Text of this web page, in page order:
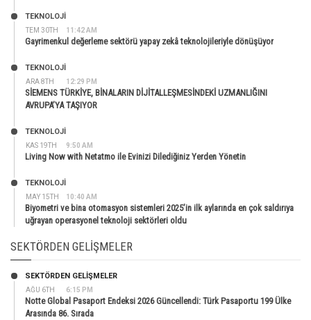
TEM 30TH 11:42 AM
TEKNOLOJİ
Gayrimenkul değerleme sektörü yapay zekâ teknolojileriyle dönüşüyor
ARA 8TH 12:29 PM
TEKNOLOJİ
SİEMENS TÜRKİYE, BİNALARIN DİJİTALLEŞMESİNDEKİ UZMANLIĞINI
AVRUPA’YA TAŞIYOR
KAS 19TH 9:50 AM
TEKNOLOJİ
Living Now with Netatmo ile Evinizi Dilediğiniz Yerden Yönetin
MAY 15TH 10:40 AM
TEKNOLOJİ
Biyometri ve bina otomasyon sistemleri 2025’in ilk aylarında en çok saldırıya
uğrayan operasyonel teknoloji sektörleri oldu
SEKTÖRDEN GELIŞMELER
AĞU 6TH 6:15 PM
SEKTÖRDEN GELIŞMELER
Notte Global Pasaport Endeksi 2026 Güncellendi: Türk Pasaportu 199 Ülke
Arasında 86. Sırada